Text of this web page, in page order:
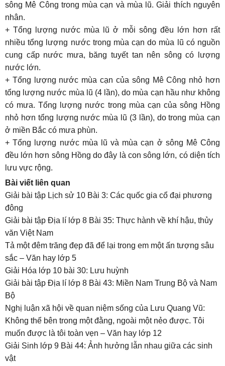
sông Mê Công trong mùa cạn và mùa lũ. Giải thích nguyên
nhân.
+ Tổng lượng nước mùa lũ ở mỗi sông đều lớn hơn rất
nhiều tổng lượng nước trong mùa cạn do mùa lũ có nguồn
cung cấp nước mưa, băng tuyết tan nên sông có lượng
nước lớn.
+ Tổng lượng nước mùa cạn của sông Mê Công nhỏ hơn
tổng lượng nước mùa lũ (4 lần), do mùa cạn hầu như không
có mưa. Tổng lượng nước trong mùa cạn của sông Hồng
nhỏ hơn tổng lượng nước mùa lũ (3 lần), do trong mùa cạn
ở miền Bắc có mưa phùn.
+ Tổng lượng nước mùa lũ và mùa cạn ở sông Mê Công
đều lớn hơn sông Hồng do đây là con sông lớn, có diện tích
lưu vực rộng.
Bài viết liên quan
Giải bài tập Lịch sử 10 Bài 3: Các quốc gia cổ đại phương
đông
Giải bài tập Địa lí lớp 8 Bài 35: Thực hành về khí hậu, thủy
văn Việt Nam
Tả một đêm trăng đẹp đã để lại trong em một ấn tượng sâu
sắc – Văn hay lớp 5
Giải Hóa lớp 10 bài 30: Lưu huỳnh
Giải bài tập Địa lí lớp 8 Bài 43: Miền Nam Trung Bộ và Nam
Bộ
Nghị luận xã hội về quan niệm sống của Lưu Quang Vũ:
Không thể bên trong một đằng, ngoài một nẻo được. Tôi
muốn được là tôi toàn vẹn – Văn hay lớp 12
Giải Sinh lớp 9 Bài 44: Ảnh hưởng lẫn nhau giữa các sinh
vật